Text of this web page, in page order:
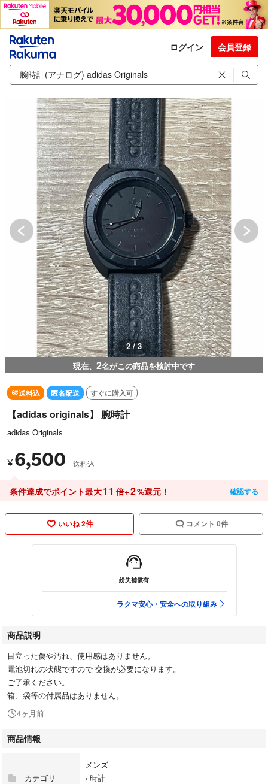
ログイン 会員登録
2 / 3
現在、 2名がこの商品を検討中です
送料込 匿名配送 すぐに購入可
【adidas originals】 腕時計
adidas Originals
¥ 6,500 送料込
条件達成でポイント最大11 倍+2%還元！ 確認する
いいね 2件 コメント 0件
紛失補償有
ラクマ安心・安全への取り組み
商品説明
目立った傷や汚れ、使用感はありません。
電池切れの状態ですので 交換が必要になります。
ご了承ください。
箱、袋等の付属品はありません。
4ヶ月前
商品情報
カテゴリ
メンズ
› 時計